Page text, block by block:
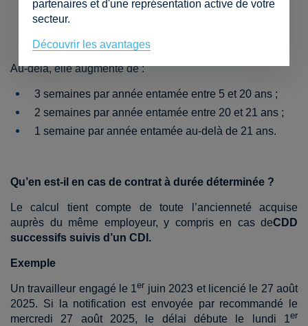
ans
Au-delà, elle augmente de :
3 semaines par année entamée entre 5 et 20 ans ;
2 semaines par année entamée entre 20 et 21 ans ;
1 semaine par année entamée au-delà de 21 ans.
Qu’en est-il en cas de contrat à durée déterminée ?
Le calcul tient compte de toute l’ancienneté acquise
auprès du même employeur, y compris en cas deCDD
successifs suivis d’un CDI .
Exemple
Un travailleur engagé le 1er juin 2023 et licencié le 27 août
2025. Si la notification est envoyée par recommandé le
mercredi 27 août 2025, le délai débute le lundi 1er
partenaires et d'une représentation active de votre
secteur.
Découvrir les avantages